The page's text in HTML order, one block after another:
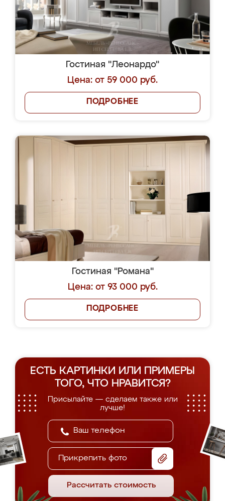
Гостиная "Леонардо"
Цена: от 59 000 руб.
ПОДРОБНЕЕ
Гостиная "Романа"
Цена: от 93 000 руб.
ПОДРОБНЕЕ
ЕСТЬ КАРТИНКИ ИЛИ ПРИМЕРЫ
ТОГО, ЧТО НРАВИТСЯ?
Присылайте — сделаем также или
лучше!
Прикрепить фото
Рассчитать стоимость